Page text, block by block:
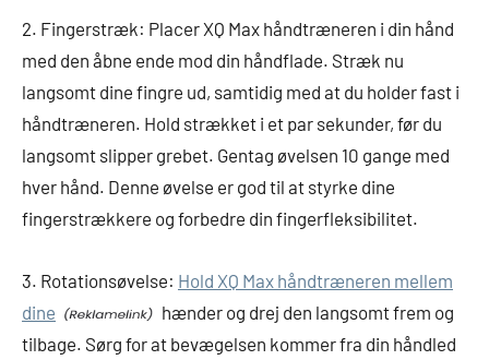
2. Fingerstræk: Placer XQ Max håndtræneren i din hånd
med den åbne ende mod din håndflade. Stræk nu
langsomt dine fingre ud, samtidig med at du holder fast i
håndtræneren. Hold strækket i et par sekunder, før du
langsomt slipper grebet. Gentag øvelsen 10 gange med
hver hånd. Denne øvelse er god til at styrke dine
fingerstrækkere og forbedre din fingerfleksibilitet.
3. Rotationsøvelse: Hold XQ Max håndtræneren mellem
dine
hænder og drej den langsomt frem og
tilbage. Sørg for at bevægelsen kommer fra din håndled